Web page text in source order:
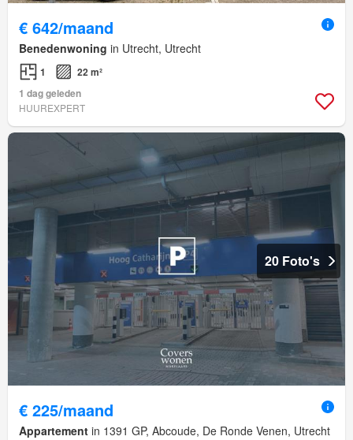
€ 642/maand
Benedenwoning in Utrecht, Utrecht
1
22 m²
1 dag geleden
HUUREXPERT
20 Foto's
€ 225/maand
Appartement in 1391 GP, Abcoude, De Ronde Venen, Utrecht